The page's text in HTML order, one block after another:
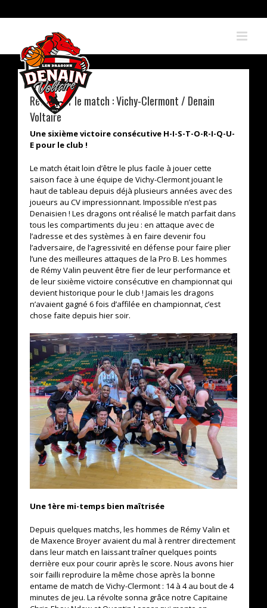
to
Retour sur le match : Vichy-Clermont / Denain
Voltaire
Une sixième victoire consécutive H-I-S-T-O-R-I-Q-U-
E pour le club !
Le match était loin d’être le plus facile à jouer cette
saison face à une équipe de Vichy-Clermont jouant le
haut de tableau depuis déjà plusieurs années avec des
joueurs au CV impressionnant. Impossible n’est pas
Denaisien ! Les dragons ont réalisé le match parfait dans
tous les compartiments du jeu : en attaque avec de
l’adresse et des systèmes à en faire devenir fou
l’adversaire, de l’agressivité en défense pour faire plier
l’une des meilleures attaques de la Pro B. Les hommes
de Rémy Valin peuvent être fier de leur performance et
de leur sixième victoire consécutive en championnat qui
devient historique pour le club ! Jamais les dragons
n’avaient gagné 6 fois d’affilée en championnat, c’est
chose faite depuis hier soir.
Une 1ère mi-temps bien maîtrisée
Depuis quelques matchs, les hommes de Rémy Valin et
de Maxence Broyer avaient du mal à rentrer directement
dans leur match en laissant traîner quelques points
derrière eux pour courir après le score. Nous avons hier
soir failli reproduire la même chose après la bonne
entame de match de Vichy-Clermont : 14 à 4 au bout de 4
minutes de jeu. La révolte sonna grâce notre Capitaine